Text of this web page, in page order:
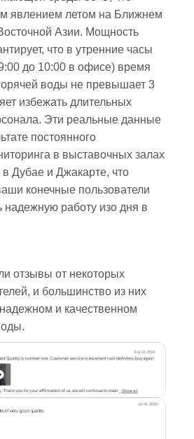
явлением летом на Ближнем
Азии. Мощность
что в утренние часы
до 10:00 в офисе) время
воды не превышает 3
избежать длительных
Эти реальные данные
постоянного
в выставочных залах
Дубае и Джакарте, что
конечные пользователи
надежную работу изо дня в
отзывы от некоторых
и большинство из них
и качественном